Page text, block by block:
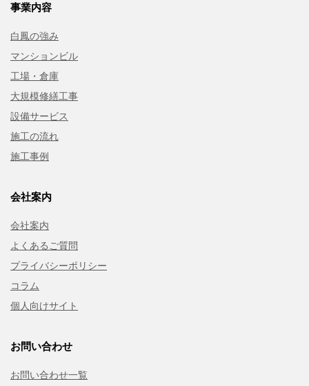
事業内容
白鳳の強み
マンションビル
工場・倉庫
大規模修繕工事
設備サービス
施工の流れ
施工事例
会社案内
会社案内
よくあるご質問
プライバシーポリシー
コラム
個人向けサイト
お問い合わせ
お問い合わせ一覧